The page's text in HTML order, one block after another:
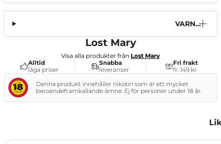
VARNI
Lost Mary
Visa alla produkter från Lost Mary
Alltid
låga priser
Snabba
leveranser
Fri frakt
fr. 149 kr
Denna produkt innehåller nikotin som är ett mycket
beroendeframkallande ämne. Ej för personer under 18 år.